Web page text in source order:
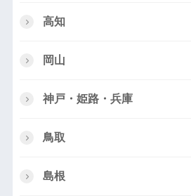
高知
岡山
神戸・姫路・兵庫
鳥取
島根